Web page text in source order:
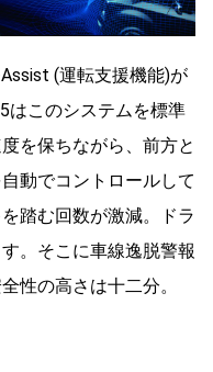
(運転支援機能)が
はこのシステムを標準
を保ちながら、前方と
動でコントロールして
踏む回数が激減。ドラ
。そこに車線逸脱警報
性の高さは十二分。